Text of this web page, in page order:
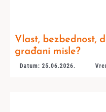
Vlast, bezbednost,
građani misle?
Datum: 25.06.2026.